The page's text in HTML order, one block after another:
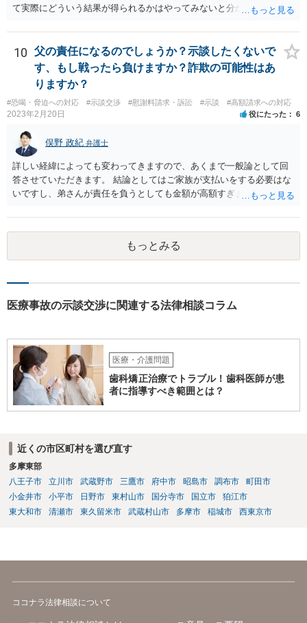
て実際にどういう結果が得られるかはやってみないと分かりません
療費や精神的苦痛を受けた分の慰謝料や仕事に影響があれば休業損害
などが考えられます。 頑張ってください。
10
父の責任になるのでしょうか？示談したくないで
す、もし戦ったら負けますか？詐欺の可能性はあ
りますか？
#恐喝・脅迫への対応 #示談交渉 #慰謝料請求・訴訟 #示談 #高額請求への対応
2023年2月20日 役にたった 6
俣野 政紀 弁護士
詳しい経緯によっても変わってきますので、あくまで一般論として回
答させていただきます。 結論としてはご家族が支払いをする必要はな
いですし、弟さんが責任を負うとしても金額が高額すぎます。 仮に弟
実だとしても責任を負うのは弟さんです。弟さんの詳しいご状況は分
かりませんが、現在お仕事をされて一人暮らしもできているというこ
とですから、自立施設にいたからといって責任無能力者ということに
はなりません。また、お父様が施設に入所させたことと今回の争いと
ない」として考える時間や弁護士に相談する時間を与えないことも怪
手の言っている事実がなければ詐欺ですので警察にもご相談くださ
い。施設の方には、「こちらも弁護士に相談します」と告げ、支払い
はせず、弁護士にご相談されることをお勧めします。 ご参考になれば
幸いです。
もっとみる
医療事故の示談交渉に関連する法律相談コラム
医療・介護問題
歯科矯正治療でトラブル！歯科医師が患
者に指導すべき範囲とは？
近くの市区町村を選び直す
多摩東部
八王子市
立川市 武蔵野市 三鷹市 府中市 昭島市 調布市
町田市
小金井市
小平市 日野市 東村山市 国分寺市 国立市
狛江市
東大和市
清瀬市 東久留米市 武蔵村山市 多摩市 稲城市 西東京市
ココナラ法律相談について